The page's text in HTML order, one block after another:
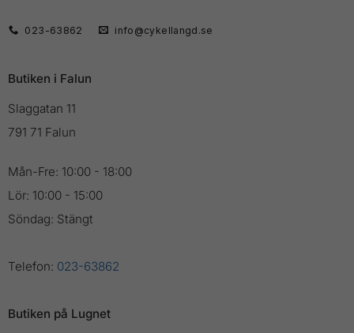
023-63862 info@cykellangd.se
Butiken i Falun
Slaggatan 11
791 71 Falun
Mån-Fre: 10:00 - 18:00
Lör: 10:00 - 15:00
Söndag: Stängt
Telefon: 023-63862
Butiken på Lugnet